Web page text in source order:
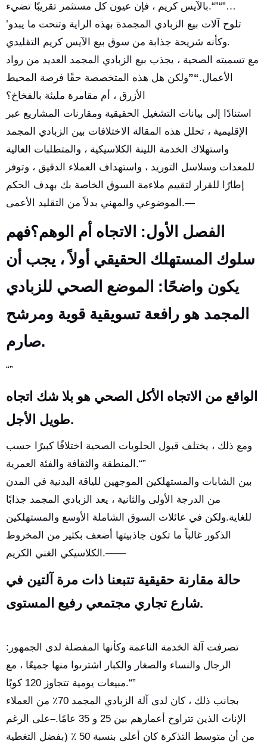
بالآيس كريم ، فإن عيون كل مستثمر تقريبًا تضيء.“”“”…
’تلوح آلات بيع الزبادي المجمدة بهذه الراية وتنحت ما يبدو
وكأنه شريحة جذابة من سوق بيع الآيس كريم التقليدي.
مع تسميته الصحية ، يجذب بيع الزبادي المجمد العديد من رواد
الأعمال.“”ولكن هل هذه المتخصصة حقًا فرصة المحيط
الأزرق ، أم مقامرة مليئة بالفخاخ؟
استنادًا إلى بيانات التشغيل الحقيقية ومقارنات المشاريع عبر
الإقليمية ، تحلل هذه المقالة الاختلافات بين الزبادي المجمد
واستهلاك الخدمة اللينة الكلاسيكية ، والمتطلبات العالية
للمعدات وسلاسل التوريد ، واستهداف العملاء الدقيق ، وتوفر
إطارًا للقرار لتقييم ملاءمة السوق الخاصة بك بهدف الحكم
الموضوعي والمهني بدلاً من التقليد الأعمى.—
الفصل الأول: الاتجاه أم الوهم؟فهم
سلوك المستهلك الحقيقي أولاً ، يجب أن
يكون واضحًا: الموضع الصحي للزبادي
المجمد هو رافعة تسويقية قوية ومرشح
صارم.
“”
الواقع من الاتجاه الأكل الصحي هو بلا شك اتجاه
طويل الأجل.
ومع ذلك ، يختلف قبول الحلويات الصحية اختلافًا كبيرًا حسب
المنطقة والثقافة والفئة العمرية.“”
بين الشابات والمستهلكين الموجهين للياقة البدنية في المدن
من الدرجة الأولى والثانية ، يعد الزبادي المجمد جذابًا
للغاية.ولكن في عائلات السوق الشاملة الأوسع والمستهلكين
الذكور غالباً ما تكون جاذبيتها أضعف بكثير من المخروط
الكلاسيكي الغني الكريم.——
حالة مقارنة حقيقية تتبعنا ذات مرة آلتين في
شارع تجاري مجتمعي رفيع المستوى.
تصرفت آلة الخدمة الناعمة وكأنها المفضلة لدى الجمهور:
الرجال والنساء والصغار والكبار اشترىوا منها جميعًا ، مع
مبيعات يومية تتجاوز 120 كوبًا.“”
بجانب ذلك ، كان لدى آلة الزبادي المجمد 70٪ من العملاء
الإناث الذين تتراوح أعمارهم بين 25 و 35 عامًا.
–على الرغم
من أن متوسط التذكرة كان أعلى بنسبة 50 ٪ (بفضل التغطية